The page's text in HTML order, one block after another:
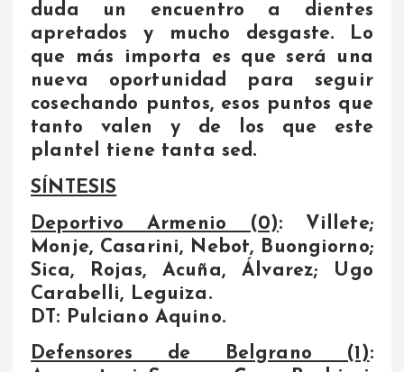
duda un encuentro a dientes
apretados y mucho desgaste. Lo
que más importa es que será una
nueva oportunidad para seguir
cosechando puntos, esos puntos que
tanto valen y de los que este
plantel tiene tanta sed.
SÍNTESIS
Deportivo Armenio (0): Villete;
Monje, Casarini, Nebot, Buongiorno;
Sica, Rojas, Acuña, Álvarez; Ugo
Carabelli, Leguiza.
DT: Pulciano Aquino.
Defensores de Belgrano (1):